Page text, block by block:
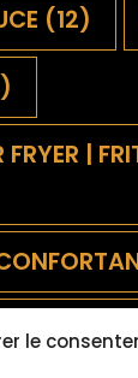
le
(12)
FRYER |